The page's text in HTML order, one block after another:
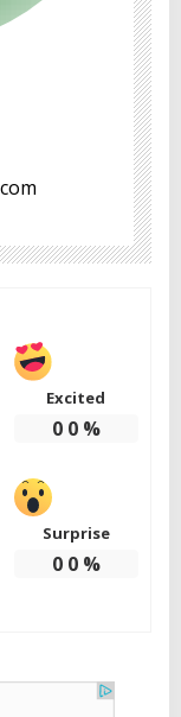
Excited
0 0%
Surprise
0 0%